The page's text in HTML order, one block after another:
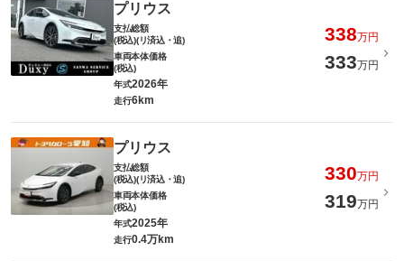
プリウス
支払総額
(税込)(リ済込・追)
338万円
車両本体価格
(税込)
333万円
年式2026年
走行6km
プリウス
支払総額
(税込)(リ済込・追)
330万円
車両本体価格
(税込)
319万円
年式2025年
走行0.4万km